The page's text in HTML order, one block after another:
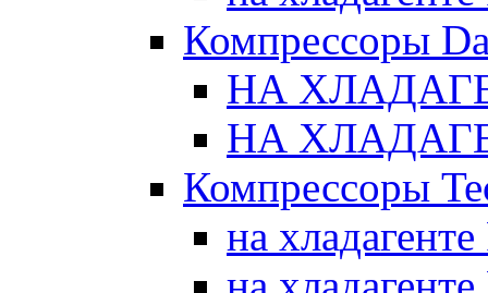
Компрессоры
НА
НА
Компрессоры
на